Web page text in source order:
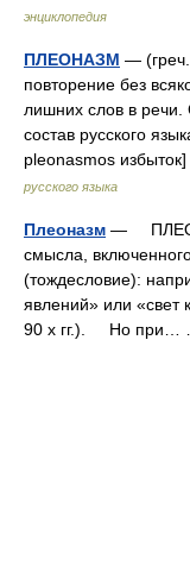
энциклопедия
ПЛЕОНАЗМ —
повторение без
лишних слов в
состав русского
pleonasmos
русского языка
Плеоназм —
смысла,
(тождесловие):
явлений» или «свет
90 х гг.). Но